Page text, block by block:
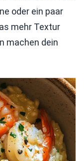
oder ein paar
mehr Textur
machen dein